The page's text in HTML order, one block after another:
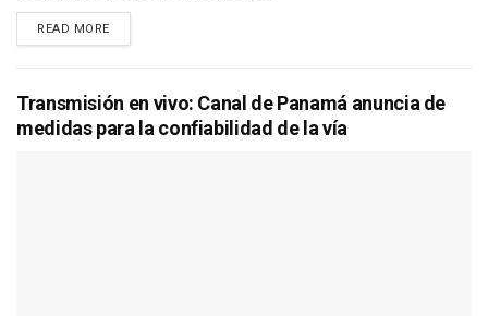
READ MOREDETAILS
Transmisión en vivo: Canal de Panamá anuncia de
medidas para la confiabilidad de la vía